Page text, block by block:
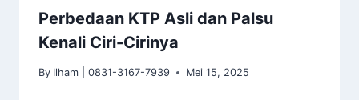
Perbedaan KTP Asli dan Palsu
Kenali Ciri-Cirinya
By Ilham | 0831-3167-7939 Mei 15, 2025